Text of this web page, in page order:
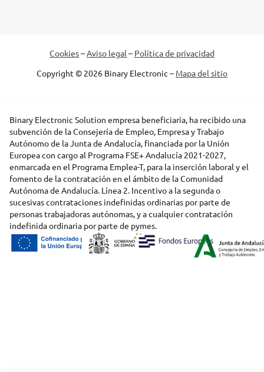
Cookies– Aviso legal – Política de privacidad
Copyright © 2026 Binary Electronic – Mapa del sitio
Binary Electronic Solution empresa beneficiaria, ha recibido una
subvención de la Consejería de Empleo, Empresa y Trabajo
Autónomo de la Junta de Andalucía, financiada por la Unión
Europea con cargo al Programa FSE+ Andalucía 2021-2027,
enmarcada en el Programa Emplea-T, para la inserción laboral y el
fomento de la contratación en el ámbito de la Comunidad
Autónoma de Andalucía. Línea 2. Incentivo a la segunda o
sucesivas contrataciones indefinidas ordinarias por parte de
personas trabajadoras autónomas, y a cualquier contratación
indefinida ordinaria por parte de pymes.